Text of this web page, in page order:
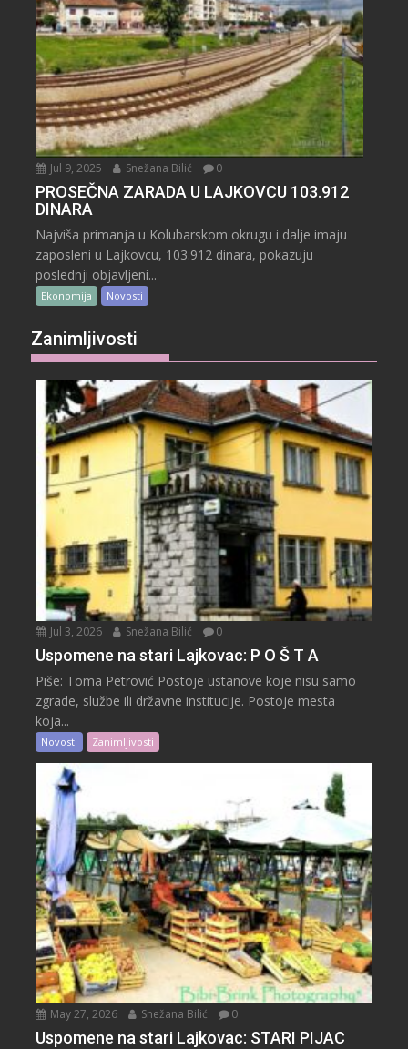
Jul 9, 2025 Snežana Bilić 0
PROSEČNA ZARADA U LAJKOVCU 103.912
DINARA
Najviša primanja u Kolubarskom okrugu i dalje imaju
zaposleni u Lajkovcu, 103.912 dinara, pokazuju
poslednji objavljeni...
Ekonomija Novosti
Zanimljivosti
Jul 3, 2026 Snežana Bilić 0
Uspomene na stari Lajkovac: P O Š T A
Piše: Toma Petrović Postoje ustanove koje nisu samo
zgrade, službe ili državne institucije. Postoje mesta
koja...
Novosti Zanimljivosti
May 27, 2026 Snežana Bilić 0
Uspomene na stari Lajkovac: STARI PIJAC